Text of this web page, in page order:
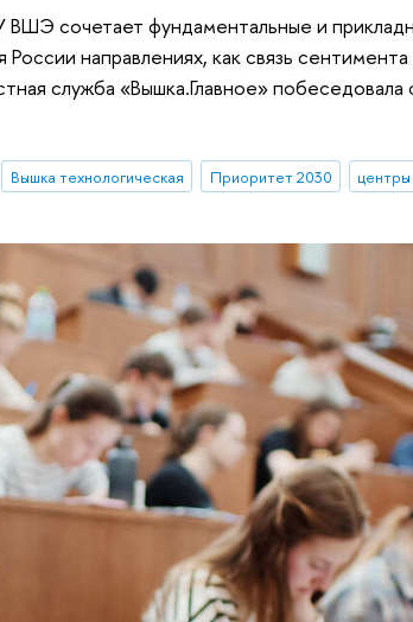
ВШЭ сочетает фундаментальные и
направлениях, как связь
служба «Вышка.Главное» побеседовала
Вышка технологическая Приоритет 2030